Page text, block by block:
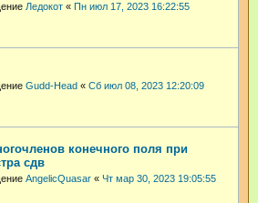
Ледокот « Пн июл 17, 2023 16:22:55
Gudd-Head « Сб июл 08, 2023 12:20:09
конечного поля при
сдв
AngelicQuasar « Чт мар 30, 2023 19:05:55